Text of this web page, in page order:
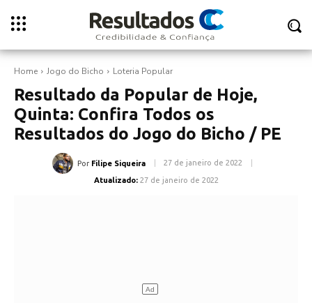
Home Jogo do Bicho Loteria Popular
Resultado da Popular de Hoje,
Quinta: Confira Todos os
Resultados do Jogo do Bicho / PE
Por Filipe Siqueira 27 de janeiro de 2022
Atualizado: 27 de janeiro de 2022